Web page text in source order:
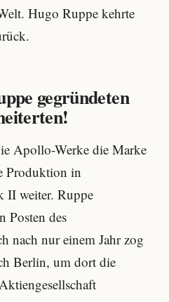
Hugo Ruppe kehrte
gegründeten
Apollo-Werke die Marke
Produktion in
II weiter. Ruppe
Posten des
nach nur einem Jahr zog
Berlin, um dort die